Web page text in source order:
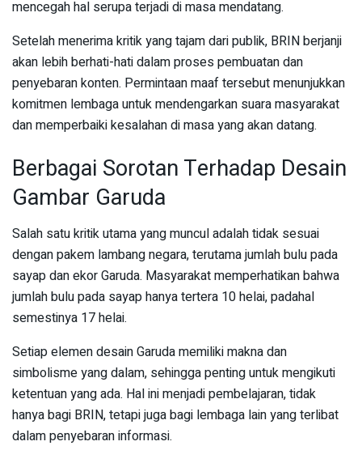
mencegah hal serupa terjadi di masa mendatang.
Setelah menerima kritik yang tajam dari publik, BRIN berjanji
akan lebih berhati-hati dalam proses pembuatan dan
penyebaran konten. Permintaan maaf tersebut menunjukkan
komitmen lembaga untuk mendengarkan suara masyarakat
dan memperbaiki kesalahan di masa yang akan datang.
Berbagai Sorotan Terhadap Desain
Gambar Garuda
Salah satu kritik utama yang muncul adalah tidak sesuai
dengan pakem lambang negara, terutama jumlah bulu pada
sayap dan ekor Garuda. Masyarakat memperhatikan bahwa
jumlah bulu pada sayap hanya tertera 10 helai, padahal
semestinya 17 helai.
Setiap elemen desain Garuda memiliki makna dan
simbolisme yang dalam, sehingga penting untuk mengikuti
ketentuan yang ada. Hal ini menjadi pembelajaran, tidak
hanya bagi BRIN, tetapi juga bagi lembaga lain yang terlibat
dalam penyebaran informasi.